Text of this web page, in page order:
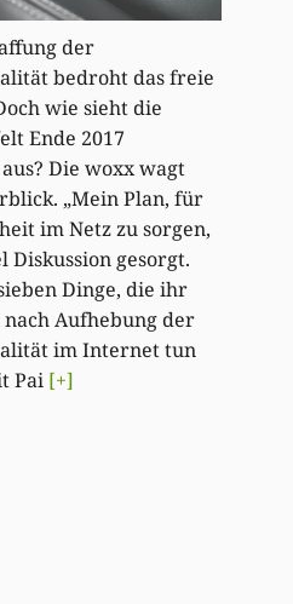
der
bedroht das freie
wie sieht die
Ende 2017
Die woxx wagt
„Mein Plan, für
im Netz zu sorgen,
Diskussion gesorgt.
Dinge, die ihr
nach Aufhebung der
im Internet tun
Pai [+]